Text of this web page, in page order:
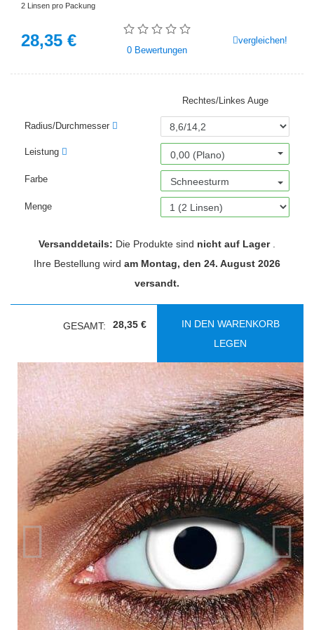
2 Linsen pro Packung
28,35 €
0Bewertungen
vergleichen!
Rechtes/Linkes Auge
Radius/Durchmesser
Leistung 0,00 (Plano)
Farbe Schneesturm
Menge
Versanddetails: Die Produkte sind nicht auf Lager.
Ihre Bestellung wird am Montag, den 24. August 2026
versandt.
GESAMT: 28,35 €
IN DEN WARENKORB
LEGEN
Vorherige